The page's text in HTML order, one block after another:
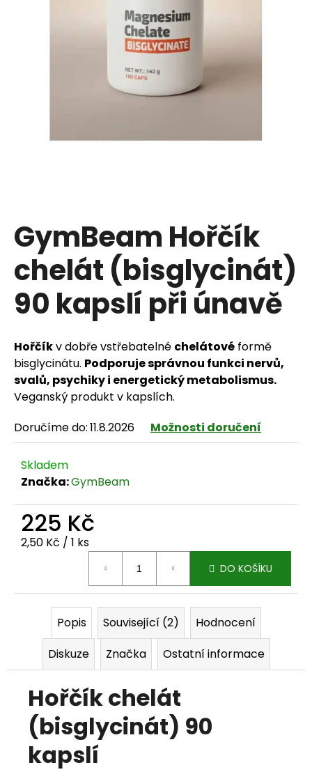
GymBeam Hořčík
chelát (bisglycinát)
90 kapslí při únavě
Hořčíkv dobře vstřebatelné chelátové formě
bisglycinátu. Podporuje správnou funkci nervů,
svalů, psychiky i energetický metabolismus.
Veganský produkt v kapslích.
Doručíme do:11.8.2026 Možnosti doručení
Skladem
Značka:GymBeam
225 Kč
Měrná cena:
2,50 Kč / 1 ks
DO KOŠÍKU
Popis Související (2)
Hodnocení
Diskuze
Značka Ostatní informace
Hořčík chelát
(bisglycinát) 90
kapslí
í
t
?
HLEDAT
D
o
o
r
č
e
m